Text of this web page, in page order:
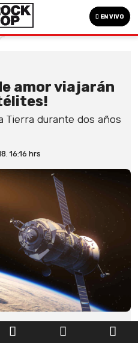
EN VIVO
amor viajarán
Tierra durante dos años
16:16 hrs